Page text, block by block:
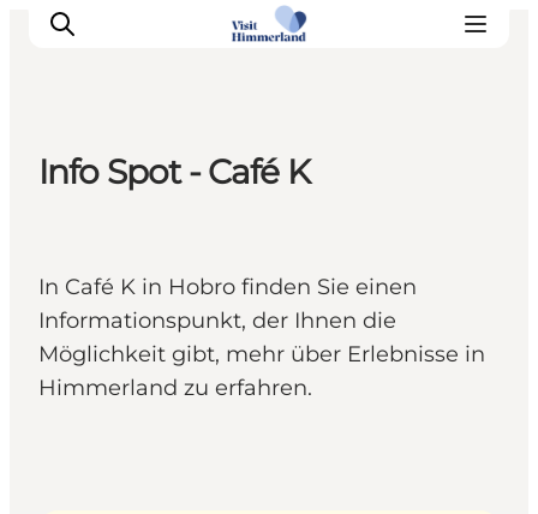
Städte und Orte
Das passiert
Reiseplanung
Praktische Informationen
Info Spot - Café K
In Café K in Hobro finden Sie einen
Informationspunkt, der Ihnen die
Möglichkeit gibt, mehr über Erlebnisse in
Himmerland zu erfahren.